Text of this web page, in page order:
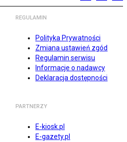
REGULAMIN
Polityka Prywatności
Zmiana ustawień zgód
Regulamin serwisu
Informacje o nadawcy
Deklaracja dostępności
PARTNERZY
E-kiosk.pl
E-gazety.pl